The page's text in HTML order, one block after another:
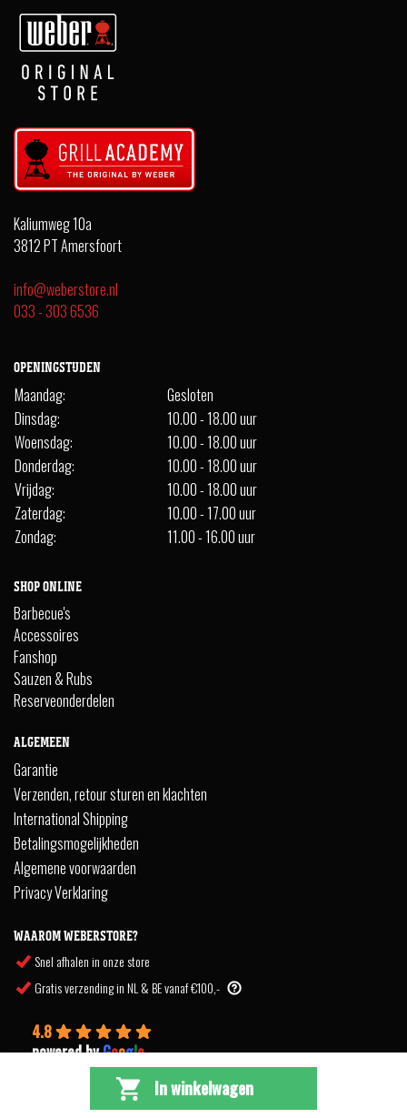
In winkelwagen
Kaliumweg 10a
3812 PT Amersfoort
info@weberstore.nl
033 - 303 6536
OPENINGSTIJDEN
Maandag:
Gesloten
Dinsdag:
10.00 - 18.00 uur
Woensdag:
10.00 - 18.00 uur
Donderdag:
10.00 - 18.00 uur
Vrijdag:
10.00 - 18.00 uur
Zaterdag:
10.00 - 17.00 uur
Zondag:
11.00 - 16.00 uur
SHOP ONLINE
Barbecue's
Accessoires
Fanshop
Sauzen & Rubs
Reserveonderdelen
ALGEMEEN
Garantie
Verzenden, retour sturen en klachten
International Shipping
Betalingsmogelijkheden
Algemene voorwaarden
Privacy Verklaring
WAAROM WEBERSTORE?
Snel afhalen in onze store
Gratis verzending in NL & BE vanaf €100,-
4.8
powered byGoogle